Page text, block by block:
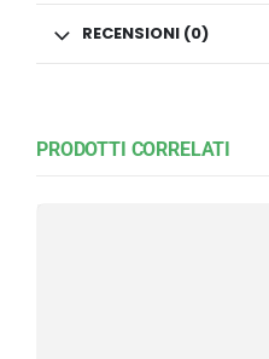
RECENSIONI (0)
PRODOTTI CORRELATI